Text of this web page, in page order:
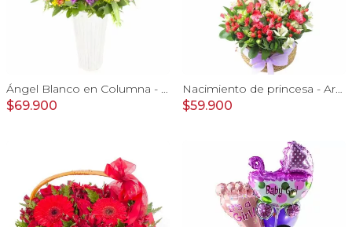
Ángel Blanco en Columna - Rosas ecuatorianas blancas y mix de Astromelias
$69.900
Nacimiento de princesa - Arreglo floral para nacimiento de niña en canasto con globo y pizarra
$59.900